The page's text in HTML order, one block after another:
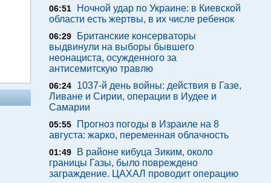
06:51
Ночной удар по Украине: в Киевской
области есть жертвы, в их числе ребенок
06:29
Британские консерваторы
выдвинули на выборы бывшего
неонациста, осужденного за
антисемитскую травлю
06:24
1037-й день войны: действия в Газе,
Ливане и Сирии, операции в Иудее и
Самарии
05:55
Прогноз погоды в Израиле на 8
августа: жарко, переменная облачность
01:49
В районе кибуца Зиким, около
границы Газы, было повреждено
заграждение. ЦАХАЛ проводит операцию